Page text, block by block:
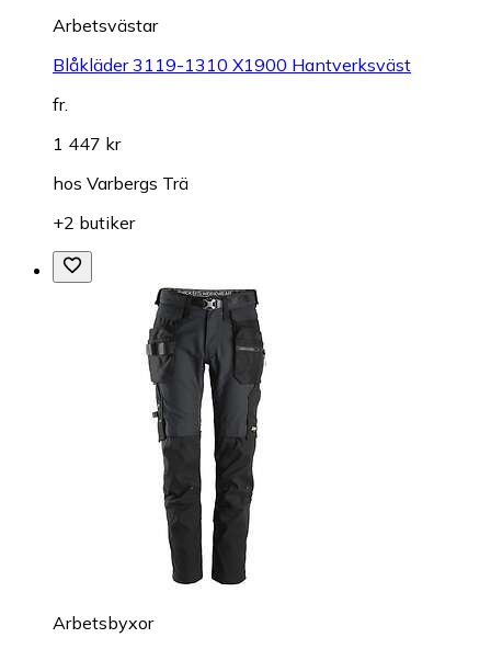
Arbetsvästar
Blåkläder 3119-1310 X1900 Hantverksväst
fr.
1 447 kr
hos Varbergs Trä
+2 butiker
Arbetsbyxor